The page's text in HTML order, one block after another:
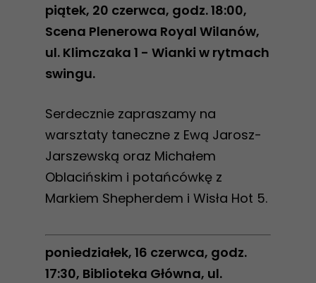
piątek, 20 czerwca, godz. 18:00,
Scena Plenerowa Royal Wilanów,
ul. Klimczaka 1 - Wianki w rytmach
swingu.
Serdecznie zapraszamy na
warsztaty taneczne z Ewą Jarosz-
Jarszewską oraz Michałem
Oblacińskim i potańcówkę z
Markiem Shepherdem i Wisła Hot 5.
poniedziałek, 16 czerwca, godz.
17:30, Biblioteka Główna, ul.